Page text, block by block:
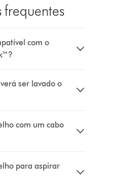
frequentes
com o
ser lavado o
com um cabo
para aspirar